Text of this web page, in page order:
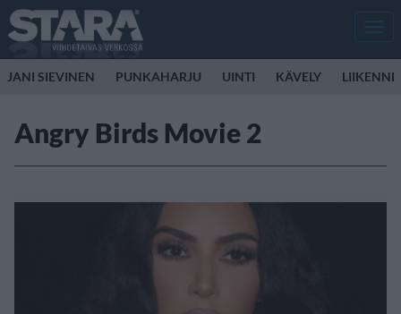
JANI SIEVINEN PUNKAHARJU UINTI KÄVELY LIIKENNE
Angry Birds Movie 2